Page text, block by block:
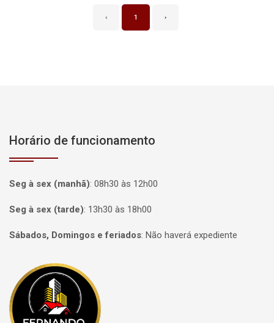
‹ 1 ›
Horário de funcionamento
Seg à sex (manhã): 08h30 às 12h00
Seg à sex (tarde): 13h30 às 18h00
Sábados, Domingos e feriados: Não haverá expediente
Página inicial